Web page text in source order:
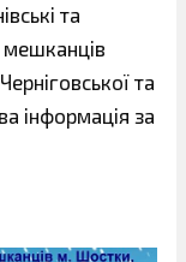
та
та
інформація за